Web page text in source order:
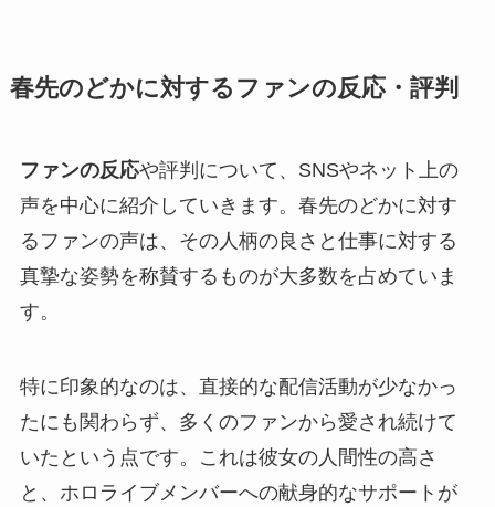
春先のどかに対するファンの反応・評判
ファンの反応や評判について、SNSやネット上の
声を中心に紹介していきます。春先のどかに対す
るファンの声は、その人柄の良さと仕事に対する
真摯な姿勢を称賛するものが大多数を占めていま
す。
特に印象的なのは、直接的な配信活動が少なかっ
たにも関わらず、多くのファンから愛され続けて
いたという点です。これは彼女の人間性の高さ
と、ホロライブメンバーへの献身的なサポートが